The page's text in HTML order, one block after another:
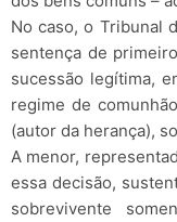
No caso, o Tribunal
sentença de
sucessão legítima,
regime de
(autor da herança),
A menor,
essa decisão,
sobrevivente